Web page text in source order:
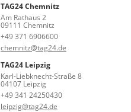
TAG24 Chemnitz
Am Rathaus 2
09111 Chemnitz
+49 371 6906600
chemnitz@tag24.de
TAG24 Leipzig
Karl-Liebknecht-Straße 8
04107 Leipzig
+49 341 24250430
leipzig@tag24.de